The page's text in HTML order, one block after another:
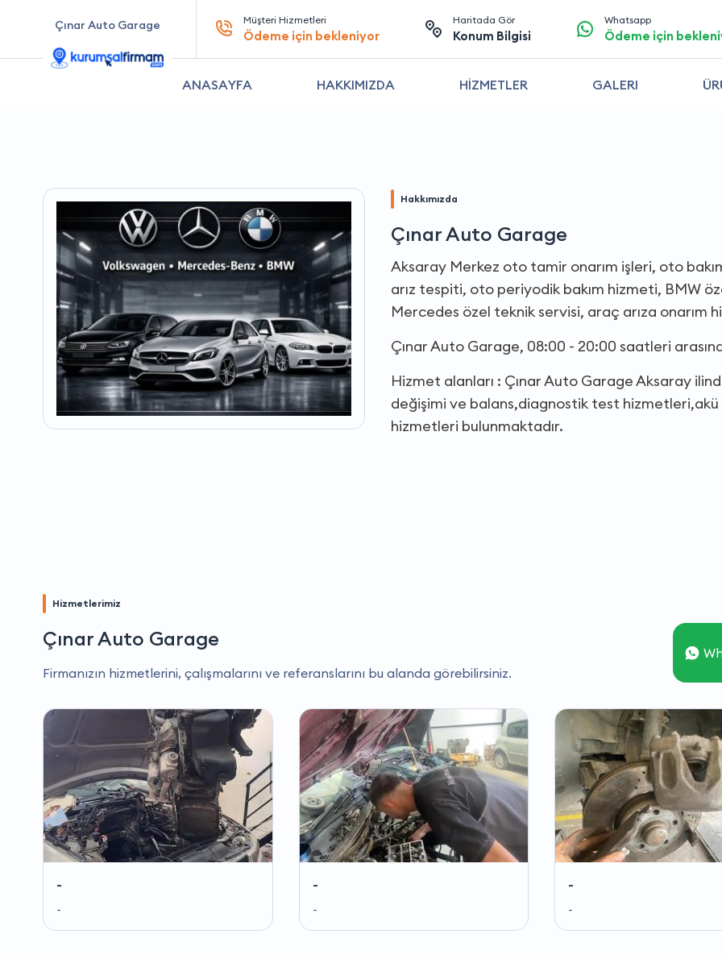
Çınar Auto Garage Müşteri Hizmetleri
Ödeme için bekleniyor
Haritada Gör
Konum Bilgisi
Whatsapp
Ödeme için
ANASAYFA HAKKIMIZDA HİZMETLER GALERI
Hakkımızda
Çınar Auto Garage
Aksaray Merkez oto tamir onarım işleri, oto
arız tespiti, oto periyodik bakım hizmeti, BMW
Mercedes özel teknik servisi, araç arıza onarım
Çınar Auto Garage, 08:00 - 20:00 saatleri
Hizmet alanları : Çınar Auto Garage Aksaray
değişimi ve balans,diagnostik test
hizmetleri bulunmaktadır.
Hizmetlerimiz
Çınar Auto Garage
Firmanızın hizmetlerini, çalışmalarını ve referanslarını bu alanda görebilirsiniz.
-
-
-
-
-
-